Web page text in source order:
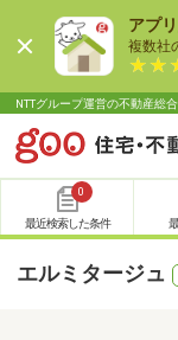
アプ
複数社
NTTグループ運営の不動産総
0
最近検索した条件
エルミタージュ